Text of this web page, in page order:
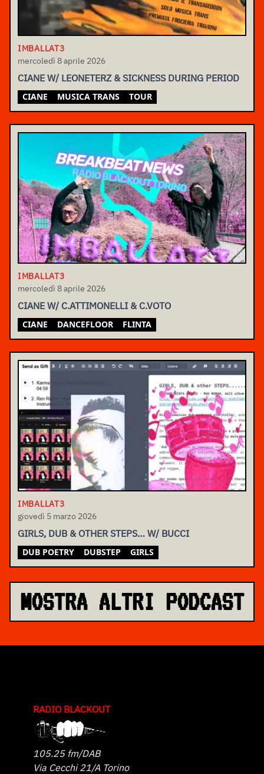
IMBALLAT3
mercoledì 8 aprile 2026
CIANE W/ LEONETERZ & SICKNESS DURING PERIOD
CIANE MUSICA TRANS TOUR
IMBALLAT3
mercoledì 8 aprile 2026
CIANE W/ C.ATTIMONELLI & C.VOTO
CIANE DANCEFLOOR FLINTA
IMBALLAT3
giovedì 5 marzo 2026
GIRLS, DUB & OTHER STEPS… W/ BUCCI
DUB POETRY DUBSTEP GIRLS
MOSTRA ALTRI PODCAST
RADIO BLACKOUT
105.25 fm/DAB
Via Cecchi 21/A Torino